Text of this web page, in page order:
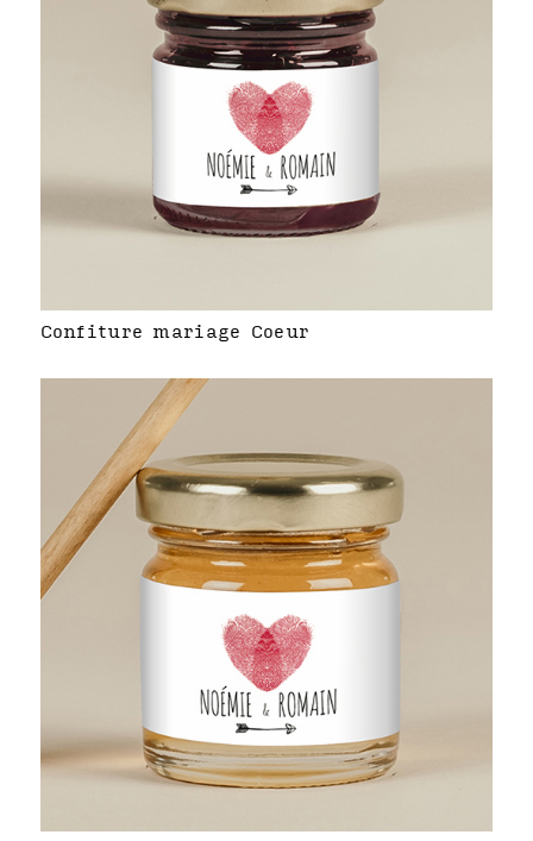
Confiture mariage Coeur